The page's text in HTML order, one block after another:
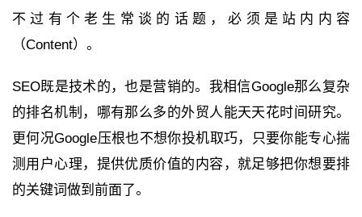
不过有个老生常谈的话题，必须是站内内容
（Content）。
SEO既是技术的，也是营销的。我相信Google那么复杂
的排名机制，哪有那么多的外贸人能天天花时间研究。
更何况Google压根也不想你投机取巧，只要你能专心揣
测用户心理，提供优质价值的内容，就足够把你想要排
的关键词做到前面了。